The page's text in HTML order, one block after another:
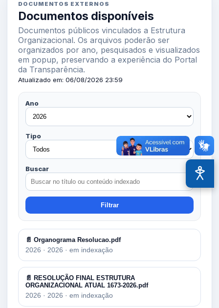
DOCUMENTOS EXTERNOS
Documentos disponíveis
Documentos públicos vinculados a Estrutura
Organizacional. Os arquivos poderão ser
organizados por ano, pesquisados e visualizados
em popup, preservando a experiência do Portal
da Transparência.
Atualizado em: 06/08/2026 23:59
Ano
Tipo
Buscar
Filtrar
📄 Organograma Resolucao.pdf
2026 · 2026 · em indexação
📄 RESOLUÇÃO FINAL ESTRUTURA
ORGANIZACIONAL ATUAL 1673-2026.pdf
2026 · 2026 · em indexação